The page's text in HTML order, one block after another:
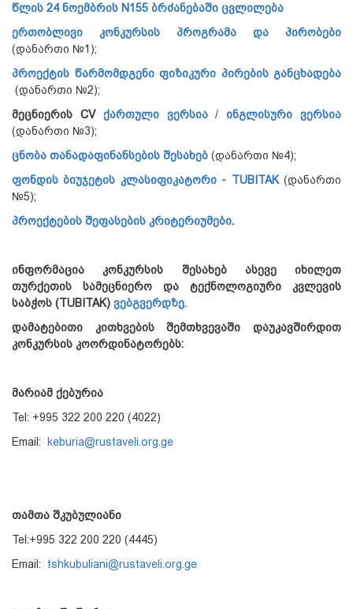
წლის 24 ნოემბრის N155 ბრძანებაში ცვლილება
ერთობლივი კონკურსის პროგრამა და პირობები
(დანართი №1);
პროექტის წარმომდგენი ფიზიკური პირების განცხადება
(დანართი №2);
მეცნიერის CVქართული ვერსია/ინგლისური ვერსია
(დანართი №3);
ცნობა თანადაფინანსების შესახებ (დანართი №4);
ფონდის ბიუჯეტის კლასიფიკატორი - TUBITAK(დანართი
№5);
პროექტების შეფასების კრიტერიუმები.
ინფორმაცია კონკურსის შესახებ ასევე იხილეთ
თურქეთის სამეცნიერო და ტექნოლოგიური კვლევის
საბჭოს (TUBITAK) ვებგვერდზე.
დამატებითი კითხვების შემთხვევაში დაუკავშირდით
კონკურსის კოორდინატორებს:
მარიამ ქებურია
Tel: +995 322 200 220 (4022)
Email:
keburia@rustaveli.org.ge
თამთა შკუბულიანი
Tel:+995 322 200 220 (4445)
Email: tshkubuliani@rustaveli.org.ge